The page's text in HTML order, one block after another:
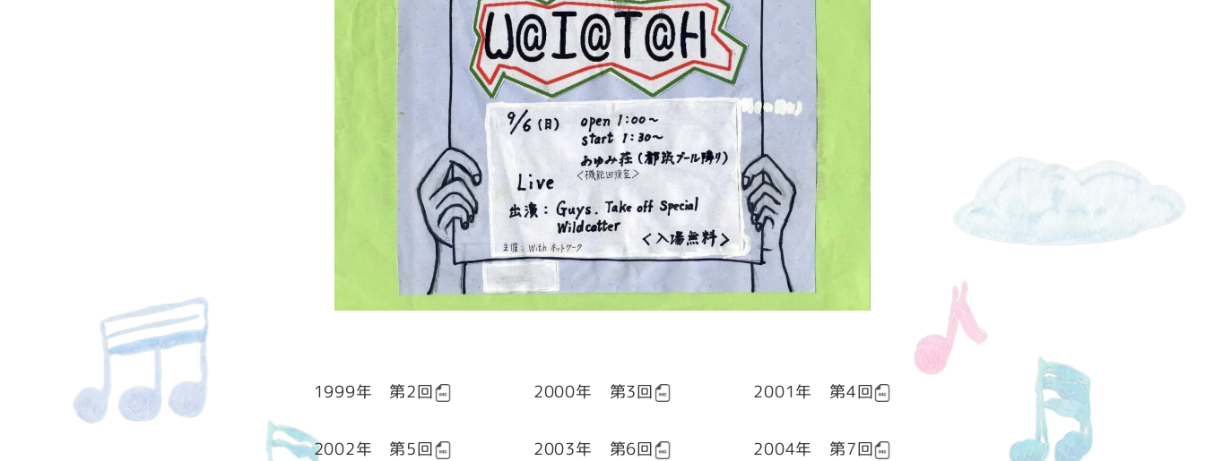
1999年 第2回 2000年 第3回 2001年 第4回
2002年 第5回 2003年 第6回 2004年 第7回